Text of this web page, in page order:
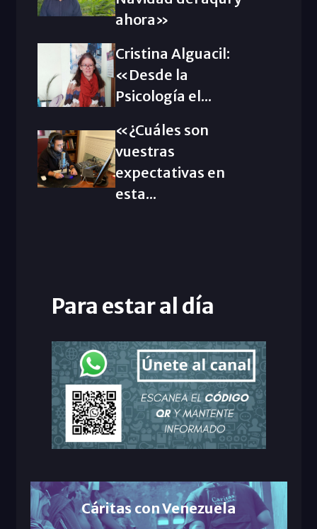
ahora»
Cristina Alguacil:
«Desde la
Psicología el...
«¿Cuáles son
vuestras
expectativas en
esta...
Para estar al día
Cáritas con Venezuela